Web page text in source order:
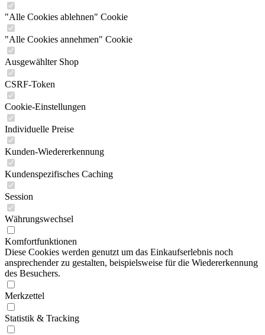
"Alle Cookies ablehnen" Cookie
"Alle Cookies annehmen" Cookie
Ausgewählter Shop
CSRF-Token
Cookie-Einstellungen
Individuelle Preise
Kunden-Wiedererkennung
Kundenspezifisches Caching
Session
Währungswechsel
Komfortfunktionen
Diese Cookies werden genutzt um das Einkaufserlebnis noch
ansprechender zu gestalten, beispielsweise für die Wiedererkennung
des Besuchers.
Merkzettel
Statistik & Tracking